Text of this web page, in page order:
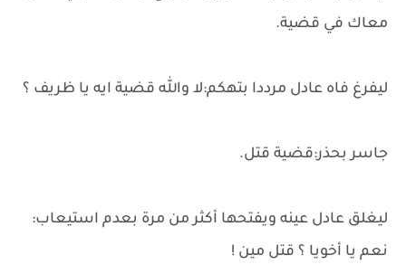
معاك في قضية.
ليفرغ فاه عادل مرددا بتهكم:لا والله قضية ايه يا ظريف ؟
جاسر بحذر:قضية قتل.
ليغلق عادل عينه ويفتحها أكثر من مرة بعدم استيعاب:
نعم يا أخويا ؟ قتل مين !